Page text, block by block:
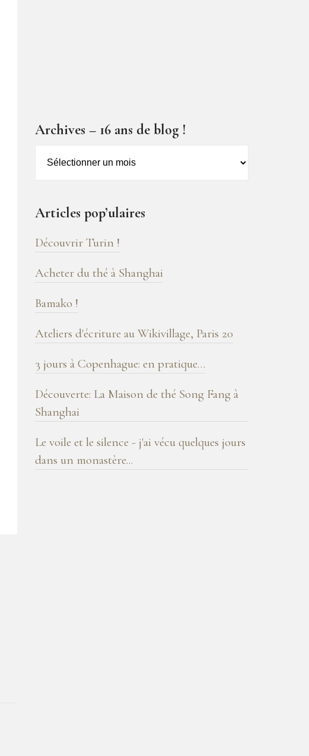
Archives – 16 ans de blog !
de
blog
!
Articles pop’ulaires
Découvrir Turin !
Acheter du thé à Shanghai
Bamako !
Ateliers d'écriture au Wikivillage, Paris 20
3 jours à Copenhague: en pratique…
Découverte: La Maison de thé Song Fang à
Shanghai
Le voile et le silence - j'ai vécu quelques jours
dans un monastère...